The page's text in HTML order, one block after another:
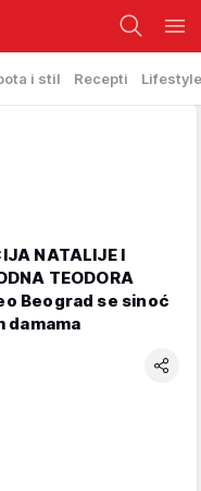
i stil Recepti Lifestyle
NATALIJE I
TEODORA
Beograd se sinoć
damama